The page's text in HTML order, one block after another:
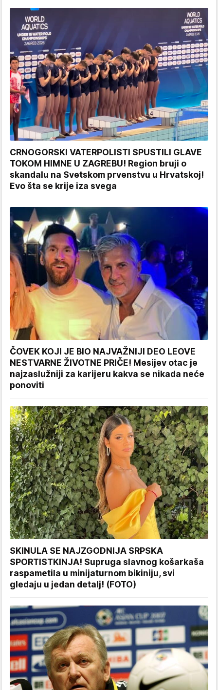
CRNOGORSKI VATERPOLISTI SPUSTILI GLAVE
TOKOM HIMNE U ZAGREBU! Region bruji o
skandalu na Svetskom prvenstvu u Hrvatskoj!
Evo šta se krije iza svega
ČOVEK KOJI JE BIO NAJVAŽNIJI DEO LEOVE
NESTVARNE ŽIVOTNE PRIČE! Mesijev otac je
najzaslužniji za karijeru kakva se nikada neće
ponoviti
SKINULA SE NAJZGODNIJA SRPSKA
SPORTISTKINJA! Supruga slavnog košarkaša
raspametila u minijaturnom bikiniju, svi
gledaju u jedan detalj! (FOTO)